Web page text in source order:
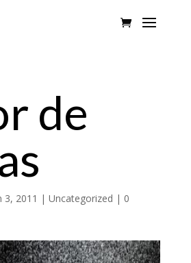
de
3, 2011 | Uncategorized | 0